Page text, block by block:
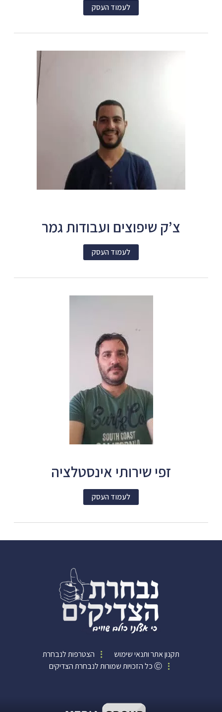
לעמוד העסק
צ’ק שיפוצים ועבודות גמר
לעמוד העסק
זפי שירותי אינסטלציה
לעמוד העסק
תקנון אתר ותנאי שימוש
הצטרפות לנבחרת
Ⓒ כל הזכויות שמורות לנבחרת הצדיקים